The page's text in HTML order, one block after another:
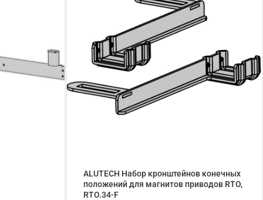
ALUTECH Набор кронштейнов конечных
положений для магнитов приводов RTO,
RTO.34-F